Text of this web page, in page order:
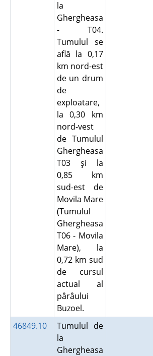
la
Ghergheasa
- T04.
Tumulul se
află la 0,17
km nord-est
de un drum
de
exploatare,
la 0,30 km
nord-vest
de Tumulul
Ghergheasa
T03 şi la
0,85 km
sud-est de
Movila Mare
(Tumulul
Ghergheasa
T06 - Movila
Mare), la
0,72 km sud
de cursul
actual al
pârâului
Buzoel.
46849.10
Tumulul de
la
Ghergheasa